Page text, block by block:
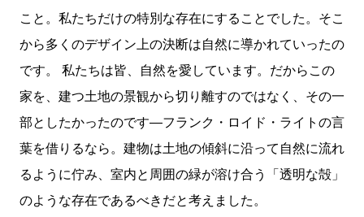
こと。私たちだけの特別な存在にすることでした。そこ
から多くのデザイン上の決断は自然に導かれていったの
です。 私たちは皆、自然を愛しています。だからこの
家を、建つ土地の景観から切り離すのではなく、その一
部としたかったのです―フランク・ロイド・ライトの言
葉を借りるなら。建物は土地の傾斜に沿って自然に流れ
るように佇み、室内と周囲の緑が溶け合う「透明な殻」
のような存在であるべきだと考えました。